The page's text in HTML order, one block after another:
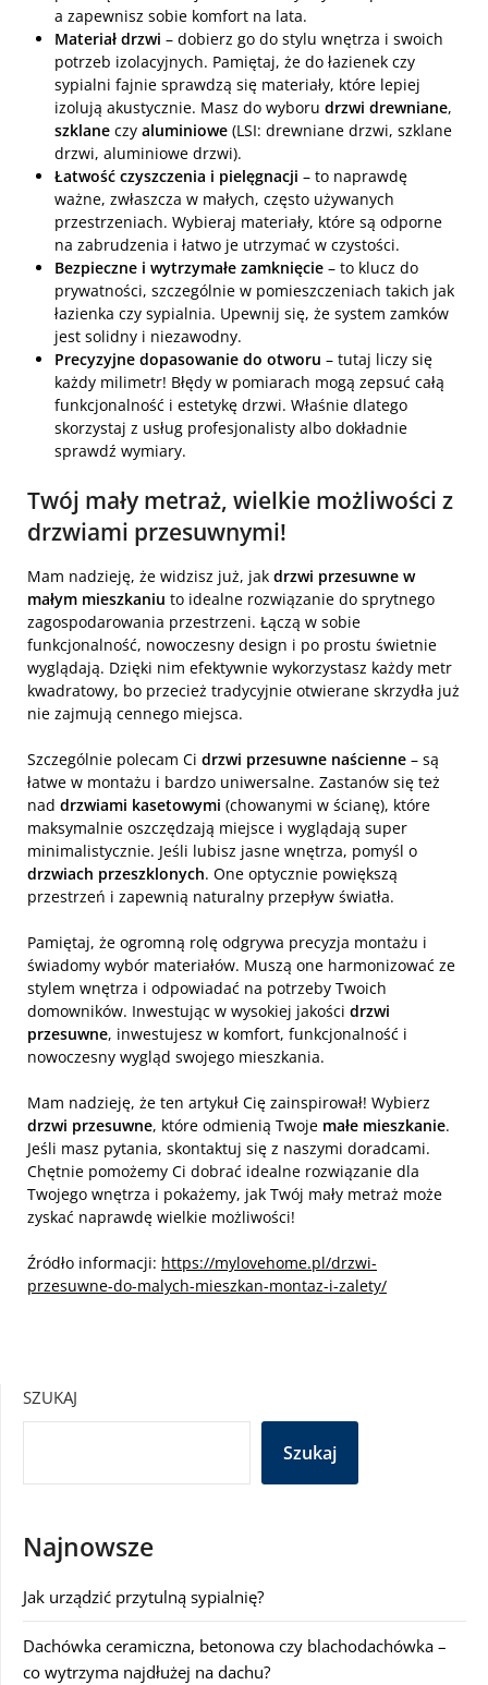
a zapewnisz sobie komfort na lata.
Materiał drzwi – dobierz go do stylu wnętrza i swoich
potrzeb izolacyjnych. Pamiętaj, że do łazienek czy
sypialni fajnie sprawdzą się materiały, które lepiej
izolują akustycznie. Masz do wyboru drzwi drewniane,
szklane czy aluminiowe (LSI: drewniane drzwi, szklane
drzwi, aluminiowe drzwi).
Łatwość czyszczenia i pielęgnacji – to naprawdę
ważne, zwłaszcza w małych, często używanych
przestrzeniach. Wybieraj materiały, które są odporne
na zabrudzenia i łatwo je utrzymać w czystości.
Bezpieczne i wytrzymałe zamknięcie – to klucz do
prywatności, szczególnie w pomieszczeniach takich jak
łazienka czy sypialnia. Upewnij się, że system zamków
jest solidny i niezawodny.
Precyzyjne dopasowanie do otworu – tutaj liczy się
każdy milimetr! Błędy w pomiarach mogą zepsuć całą
funkcjonalność i estetykę drzwi. Właśnie dlatego
skorzystaj z usług profesjonalisty albo dokładnie
sprawdź wymiary.
Twój mały metraż, wielkie możliwości z
drzwiami przesuwnymi!
Mam nadzieję, że widzisz już, jak drzwi przesuwne w
małym mieszkaniu to idealne rozwiązanie do sprytnego
zagospodarowania przestrzeni. Łączą w sobie
funkcjonalność, nowoczesny design i po prostu świetnie
wyglądają. Dzięki nim efektywnie wykorzystasz każdy metr
kwadratowy, bo przecież tradycyjnie otwierane skrzydła już
nie zajmują cennego miejsca.
Szczególnie polecam Ci drzwi przesuwne naścienne – są
łatwe w montażu i bardzo uniwersalne. Zastanów się też
nad drzwiami kasetowymi (chowanymi w ścianę), które
maksymalnie oszczędzają miejsce i wyglądają super
minimalistycznie. Jeśli lubisz jasne wnętrza, pomyśl o
drzwiach przeszklonych. One optycznie powiększą
przestrzeń i zapewnią naturalny przepływ światła.
Pamiętaj, że ogromną rolę odgrywa precyzja montażu i
świadomy wybór materiałów. Muszą one harmonizować ze
stylem wnętrza i odpowiadać na potrzeby Twoich
domowników. Inwestując w wysokiej jakości drzwi
przesuwne, inwestujesz w komfort, funkcjonalność i
nowoczesny wygląd swojego mieszkania.
Mam nadzieję, że ten artykuł Cię zainspirował! Wybierz
drzwi przesuwne, które odmienią Twoje małe mieszkanie.
Jeśli masz pytania, skontaktuj się z naszymi doradcami.
Chętnie pomożemy Ci dobrać idealne rozwiązanie dla
Twojego wnętrza i pokażemy, jak Twój mały metraż może
zyskać naprawdę wielkie możliwości!
Źródło informacji: https://mylovehome.pl/drzwi-
przesuwne-do-malych-mieszkan-montaz-i-zalety/
SZUKAJ
Szukaj
Najnowsze
Jak urządzić przytulną sypialnię?
Dachówka ceramiczna, betonowa czy blachodachówka –
co wytrzyma najdłużej na dachu?